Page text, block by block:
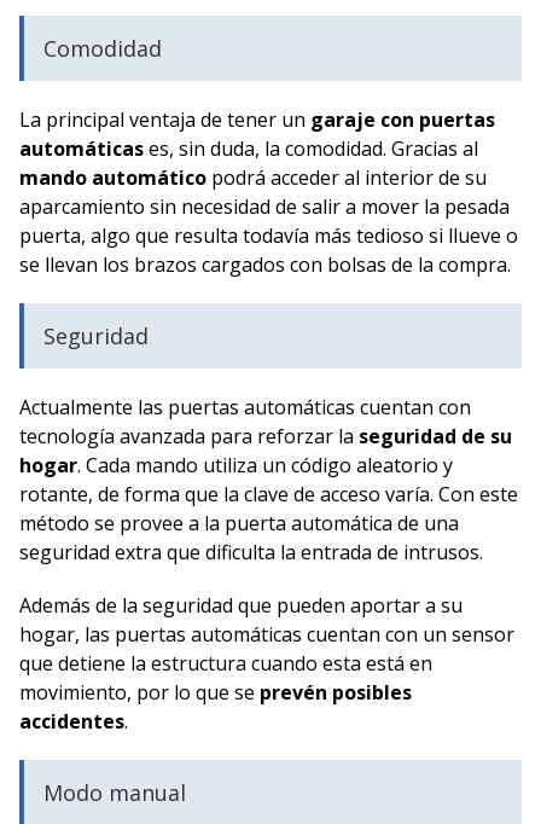
Comodidad
La principal ventaja de tener un garaje con puertas
automáticases, sin duda, la comodidad. Gracias al
mando automático podrá acceder al interior de su
aparcamiento sin necesidad de salir a mover la pesada
puerta, algo que resulta todavía más tedioso si llueve o
se llevan los brazos cargados con bolsas de la compra.
Seguridad
Actualmente las puertas automáticas cuentan con
tecnología avanzada para reforzar la seguridad de su
hogar. Cada mando utiliza un código aleatorio y
rotante, de forma que la clave de acceso varía. Con este
método se provee a la puerta automática de una
seguridad extra que dificulta la entrada de intrusos.
Además de la seguridad que pueden aportar a su
hogar, las puertas automáticas cuentan con un sensor
que detiene la estructura cuando esta está en
movimiento, por lo que se prevén posibles
accidentes.
Modo manual